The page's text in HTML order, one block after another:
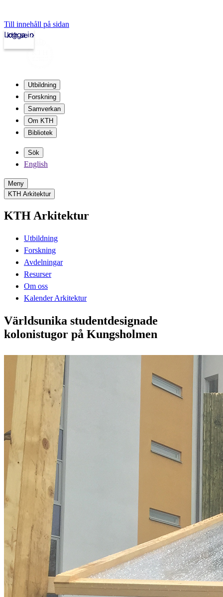
Till innehåll på sidan
kth.se
Logga in
Utbildning
Forskning
Samverkan
Om KTH
Bibliotek
Sök
English
Meny
KTH Arkitektur
KTH Arkitektur
Utbildning
Forskning
Avdelningar
Resurser
Om oss
Kalender Arkitektur
Världsunika studentdesignade
kolonistugor på Kungsholmen